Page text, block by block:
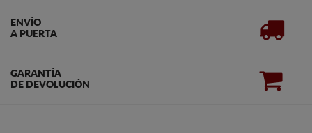
ENVÍO
A PUERTA
GARANTÍA
DE DEVOLUCIÓN